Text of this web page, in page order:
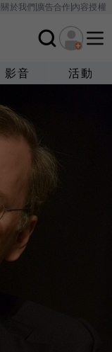
關於我們廣告合作內容授權
影音 活動